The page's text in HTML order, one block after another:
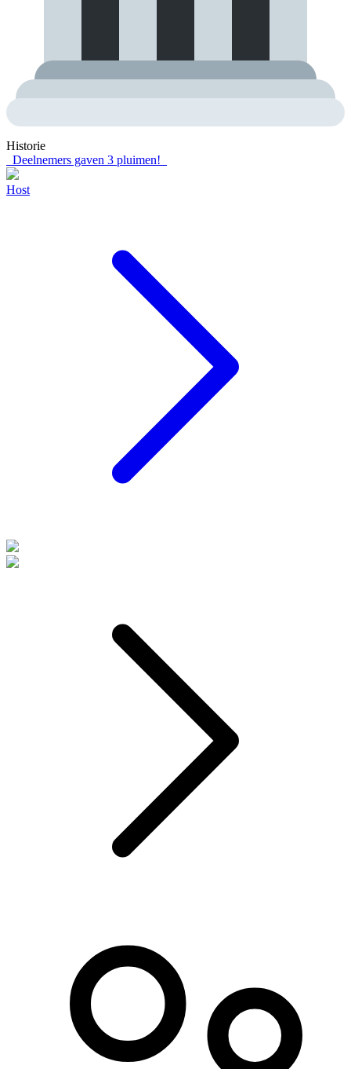
Historie
Deelnemers gaven 3 pluimen!
Host